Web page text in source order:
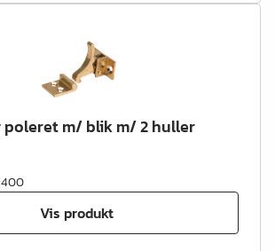
poleret m/ blik m/ 2 huller
400
Vis produkt